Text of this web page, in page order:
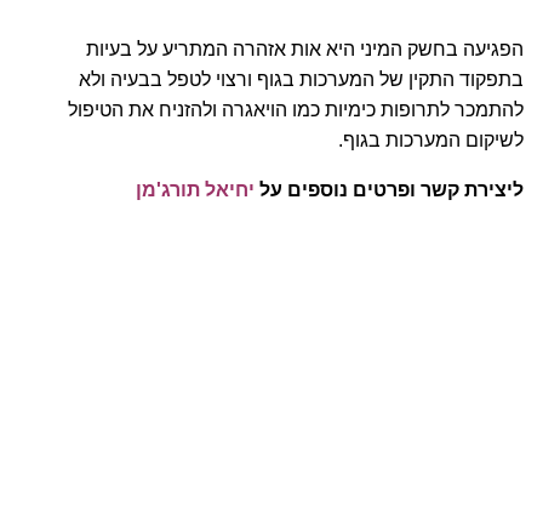
הפגיעה בחשק המיני היא אות אזהרה המתריע על בעיות
בתפקוד התקין של המערכות בגוף ורצוי לטפל בבעיה ולא
להתמכר לתרופות כימיות כמו הויאגרה ולהזניח את הטיפול
לשיקום המערכות בגוף.
ליצירת קשר ופרטים נוספים על יחיאל תורג'מן